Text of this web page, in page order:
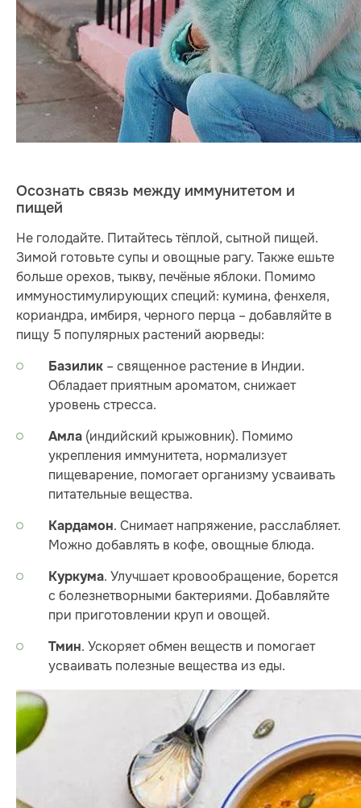
Осознать связь между иммунитетом и
пищей
Не голодайте. Питайтесь тёплой, сытной пищей.
Зимой готовьте супы и овощные рагу. Также ешьте
больше орехов, тыкву, печёные яблоки. Помимо
иммуностимулирующих специй: кумина, фенхеля,
кориандра, имбиря, черного перца – добавляйте в
пищу 5 популярных растений аюрведы:
Базилик – священное растение в Индии.
Обладает приятным ароматом, снижает
уровень стресса.
Амла (индийский крыжовник). Помимо
укрепления иммунитета, нормализует
пищеварение, помогает организму усваивать
питательные вещества.
Кардамон. Снимает напряжение, расслабляет.
Можно добавлять в кофе, овощные блюда.
Куркума. Улучшает кровообращение, борется
с болезнетворными бактериями. Добавляйте
при приготовлении круп и овощей.
Тмин. Ускоряет обмен веществ и помогает
усваивать полезные вещества из еды.